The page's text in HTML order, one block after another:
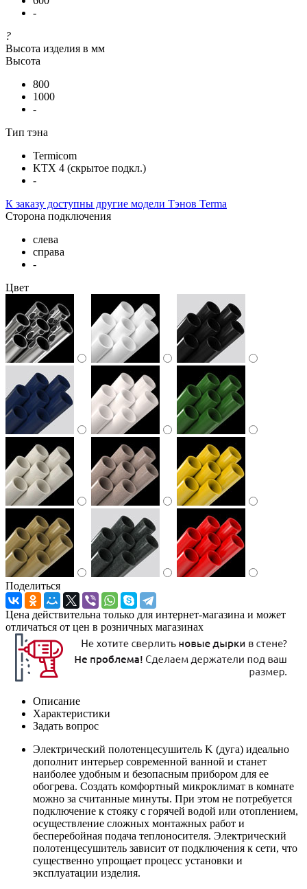
-
?
Высота изделия в мм
Высота
800
1000
-
Тип тэна
Termicom
KTX 4 (скрытое подкл.)
-
К заказу доступны другие модели Тэнов Terma
Сторона подключения
слева
справа
-
Цвет
Поделиться
Цена действительна только для интернет-магазина и может
отличаться от цен в розничных магазинах
Описание
Характеристики
Задать вопрос
Электрический полотенцесушитель K (дуга) идеально
дополнит интерьер современной ванной и станет
наиболее удобным и безопасным прибором для ее
обогрева. Создать комфортный микроклимат в комнате
можно за считанные минуты. При этом не потребуется
подключение к стояку с горячей водой или отоплением,
осуществление сложных монтажных работ и
бесперебойная подача теплоносителя. Электрический
полотенцесушитель зависит от подключения к сети, что
существенно упрощает процесс установки и
эксплуатации изделия.